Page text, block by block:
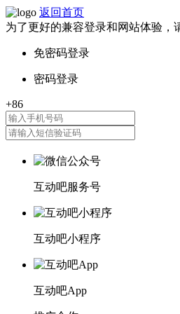
返回首页
为了更好的兼容登录和网站体验，
互动吧服务号
互动吧小程序
互动吧App